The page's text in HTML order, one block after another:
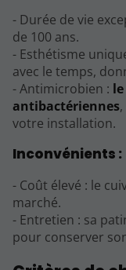
- Durée de vie
de 100 ans.
- Esthétisme
avec le temps,
- Antimicrobien :
antibactériennes
votre installation.
Inconvénients :
- Coût élevé : le
marché.
- Entretien : sa
pour conserver